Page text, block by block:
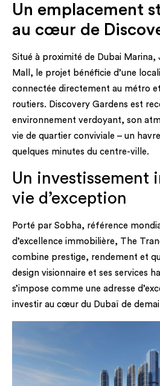
Un emplacement
au cœur de
Situé à proximité de Dubai
Mall, le projet bénéficie d’une
connectée directement au métro
routiers. Discovery Gardens est
environnement verdoyant, son
vie de quartier conviviale – un
quelques minutes du centre-ville.
Un investissement
vie d’exception
Porté par Sobha, référence
d’excellence immobilière, The
combine prestige, rendement et
design visionnaire et ses services
s’impose comme une adresse
investir au cœur du Dubaï de